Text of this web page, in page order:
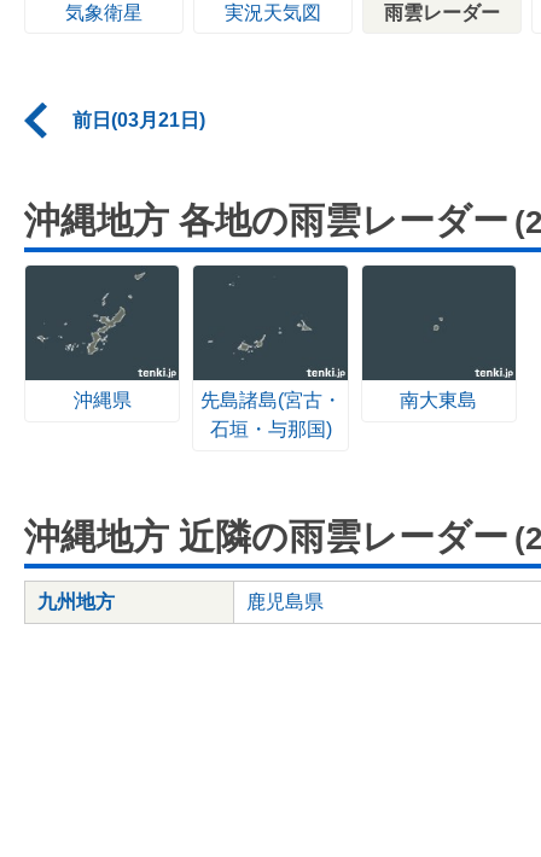
気象衛星 実況天気図 雨雲レーダー
前日(03月21日)
沖縄地方 各地の雨雲レーダー
沖縄県
先島諸島(宮古・
石垣・与那国)
南大東島
沖縄地方 近隣の雨雲レーダー
九州地方 鹿児島県